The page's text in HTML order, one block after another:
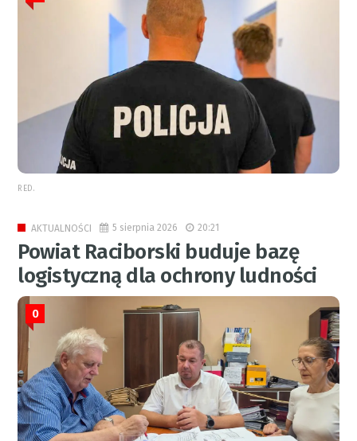
RED.
AKTUALNOŚCI 5 sierpnia 2026 20:21
Powiat Raciborski buduje bazę
logistyczną dla ochrony ludności
0